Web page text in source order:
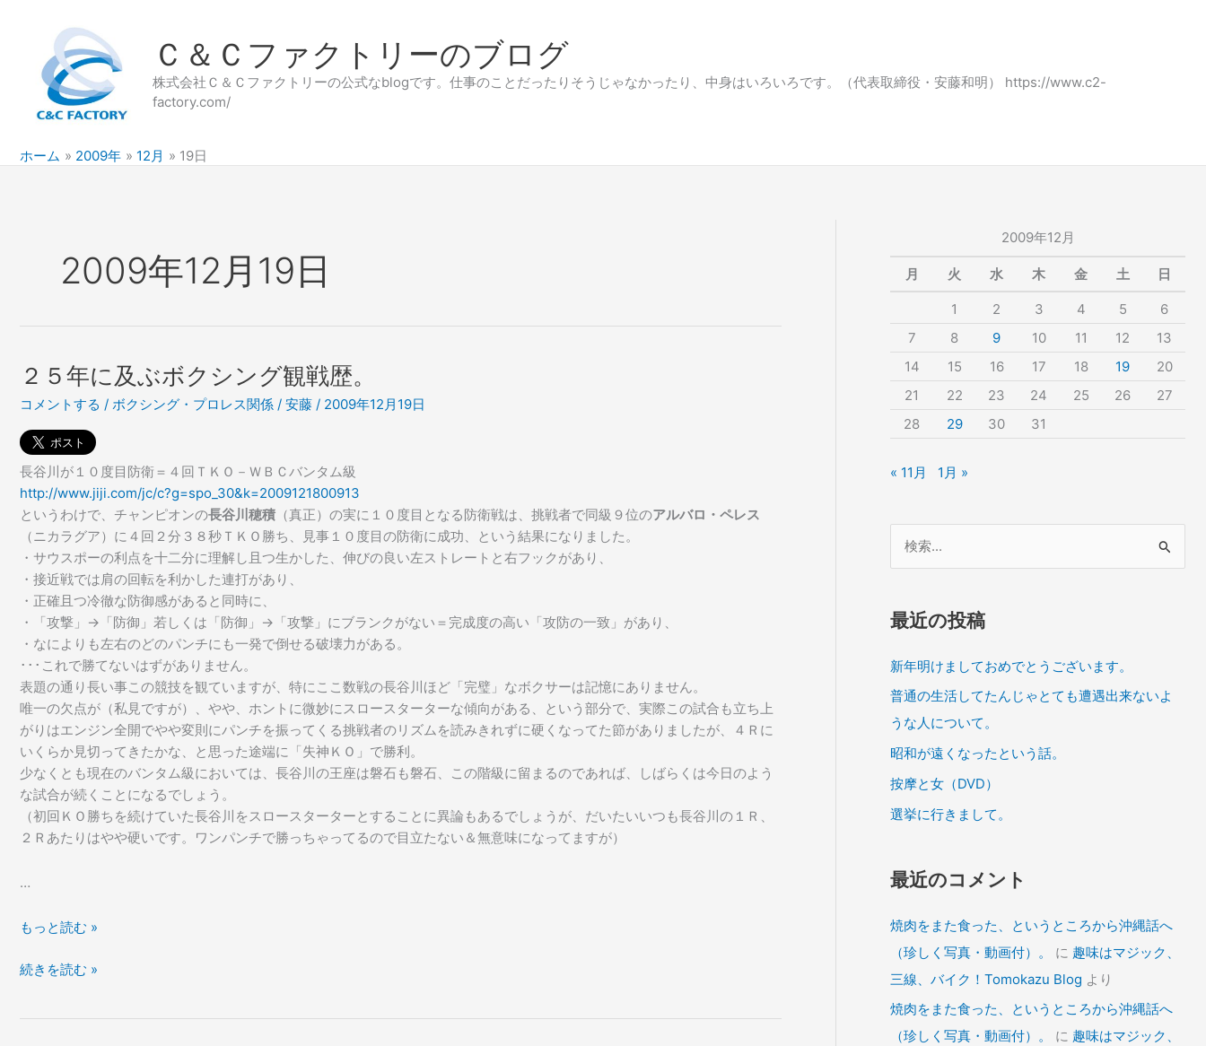
Ｃ＆Ｃファクトリーのブログ
株式会社Ｃ＆Ｃファクトリーの公式なblogです。仕事のことだったりそうじゃなかったり、中身はいろいろです。（代表取締役・安藤和明） https://www.c2-
factory.com/
ホーム 2009年 12月 19日
2009年12月19日
２５年に及ぶボクシング観戦歴。
コメントする / ボクシング・プロレス関係 / 安藤 / 2009年12月19日
長谷川が１０度目防衛＝４回ＴＫＯ－ＷＢＣバンタム級
http://www.jiji.com/jc/c?g=spo_30&k=2009121800913
というわけで、チャンピオンの長谷川穂積 （真正）の実に１０度目となる防衛戦は、挑戦者で同級９位のアルバロ・ペレス
（ニカラグア）に４回２分３８秒ＴＫＯ勝ち、見事１０度目の防衛に成功、という結果になりました。
・サウスポーの利点を十二分に理解し且つ生かした、伸びの良い左ストレートと右フックがあり、
・接近戦では肩の回転を利かした連打があり、
・正確且つ冷徹な防御感があると同時に、
・「攻撃」→「防御」若しくは「防御」→「攻撃」にブランクがない＝完成度の高い「攻防の一致」があり、
・なによりも左右のどのパンチにも一発で倒せる破壊力がある。
･･･これで勝てないはずがありません。
表題の通り長い事この競技を観ていますが、特にここ数戦の長谷川ほど「完璧」なボクサーは記憶にありません。
唯一の欠点が（私見ですが）、やや、ホントに微妙にスロースターターな傾向がある、という部分で、実際この試合も立ち上
がりはエンジン全開でやや変則にパンチを振ってくる挑戦者のリズムを読みきれずに硬くなってた節がありましたが、４Ｒに
いくらか見切ってきたかな、と思った途端に「失神ＫＯ」で勝利。
少なくとも現在のバンタム級においては、長谷川の王座は磐石も磐石、この階級に留まるのであれば、しばらくは今日のよう
な試合が続くことになるでしょう。
（初回ＫＯ勝ちを続けていた長谷川をスロースターターとすることに異論もあるでしょうが、だいたいいつも長谷川の１Ｒ、
２Ｒあたりはやや硬いです。ワンパンチで勝っちゃってるので目立たない＆無意味になってますが）
…
２
年
もっと読む »
２
続きを読む »
2009年12月
月 火 水 木 金 土 日
1 2 3 4 5
6
7
8 9 10 11 12
13
14
15 16 17 18 19
20
21
22 23 24 25 26
27
28
29 30 31
« 11月 1月 »
象
最近の投稿
新年明けましておめでとうございます。
普通の生活してたんじゃとても遭遇出来ないよ
うな人について。
昭和が遠くなったという話。
按摩と女（DVD）
選挙に行きまして。
最近のコメント
焼肉をまた食った、というところから沖縄話へ
（珍しく写真・動画付）。
に 趣味はマジック、
三線、バイク！Tomokazu Blog より
焼肉をまた食った、というところから沖縄話へ
（珍しく写真・動画付）。
に 趣味はマジック、